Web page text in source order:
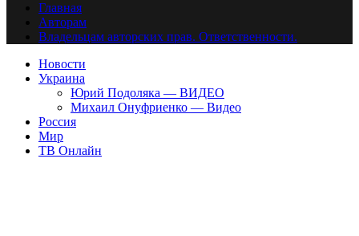
Главная
Авторам
Владельцам авторских прав. Ответственности.
Новости
Украина
Юрий Подоляка — ВИДЕО
Михаил Онуфриенко — Видео
Россия
Мир
ТВ Онлайн